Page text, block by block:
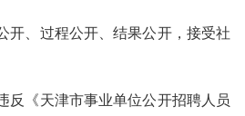
开、过程公开、结果公开，接受社
反《天津市事业单位公开招聘人员